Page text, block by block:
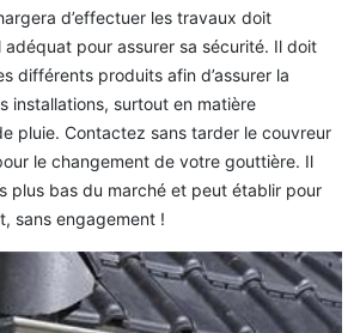
d’effectuer les travaux doit
pour assurer sa sécurité. Il doit
différents produits afin d’assurer la
installations, surtout en matière
pluie. Contactez sans tarder le couvreur
le changement de votre gouttière. Il
plus bas du marché et peut établir pour
sans engagement !